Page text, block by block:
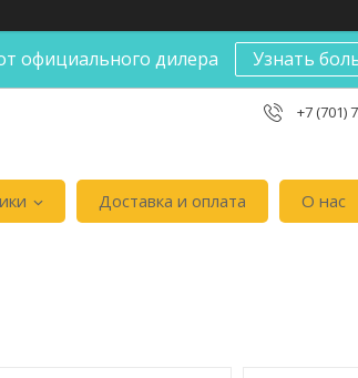
официального дилера Узнать
+7 (701)
Доставка и оплата О нас